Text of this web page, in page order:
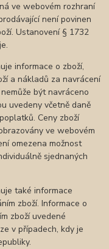
ve webovém rozhraní
není povinen
Ustanovení § 1732
informace o zboží,
a nákladů za navrácení
být navráceno
uvedeny včetně daně
Ceny zboží
ve webovém
omezena možnost
sjednaných
také informace
zboží. Informace o
zboží uvedené
v případech, kdy je